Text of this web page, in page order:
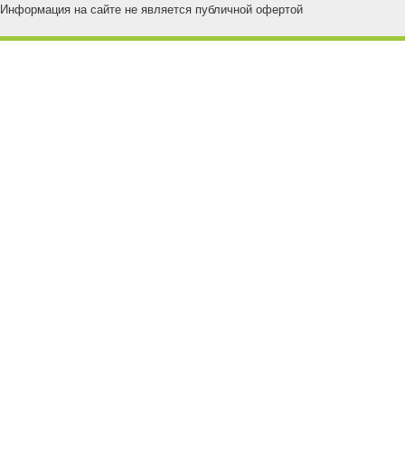
Информация на сайте не является публичной офертой